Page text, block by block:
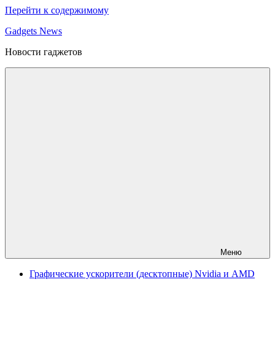
Перейти к содержимому
Gadgets News
Новости гаджетов
Меню
Графические ускорители (десктопные) Nvidia и AMD